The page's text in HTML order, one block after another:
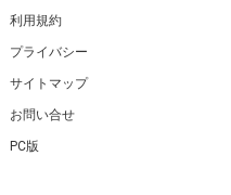
利用規約
プライバシー
サイトマップ
お問い合せ
PC版